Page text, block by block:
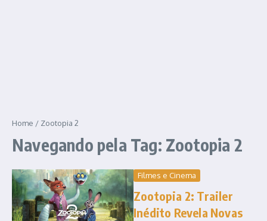
Home / Zootopia 2
Navegando pela Tag: Zootopia 2
Filmes e Cinema
Zootopia 2: Trailer
Inédito Revela Novas